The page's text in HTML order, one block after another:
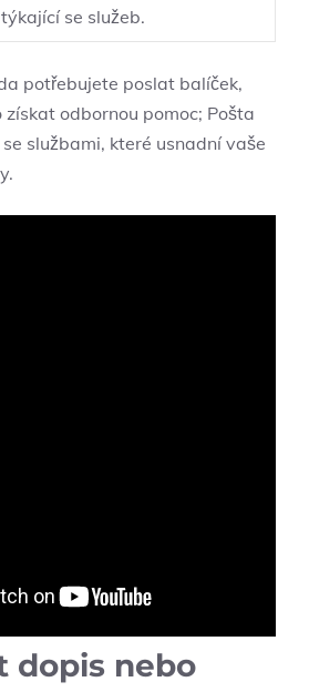
týkající se služeb.
potřebujete poslat balíček,
odbornou pomoc; Pošta
službami, které usnadní vaše
dopis nebo